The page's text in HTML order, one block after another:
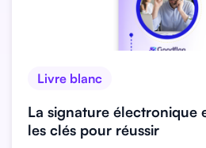
Livre blanc
La signature électronique
les clés pour réussir